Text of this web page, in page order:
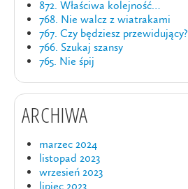
872. Właściwa kolejność…
768. Nie walcz z wiatrakami
767. Czy będziesz przewidujący?
766. Szukaj szansy
765. Nie śpij
ARCHIWA
marzec 2024
listopad 2023
wrzesień 2023
lipiec 2023